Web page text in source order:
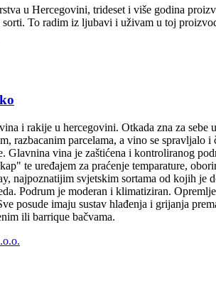
u Hercegovini, trideset i više godina
To radim iz ljubavi i uživam u toj
i rakije u hercegovini. Otkada zna za
razbacanim parcelama, a vino se
Glavnina vina je zaštićena i kontroliranog
te uređajem za praćenje temparature,
najpoznatijim svjetskim sortama od kojih
Podrum je moderan i klimatiziran.
posude imaju sustav hlađenja i grijanja
ili barrique bačvama.